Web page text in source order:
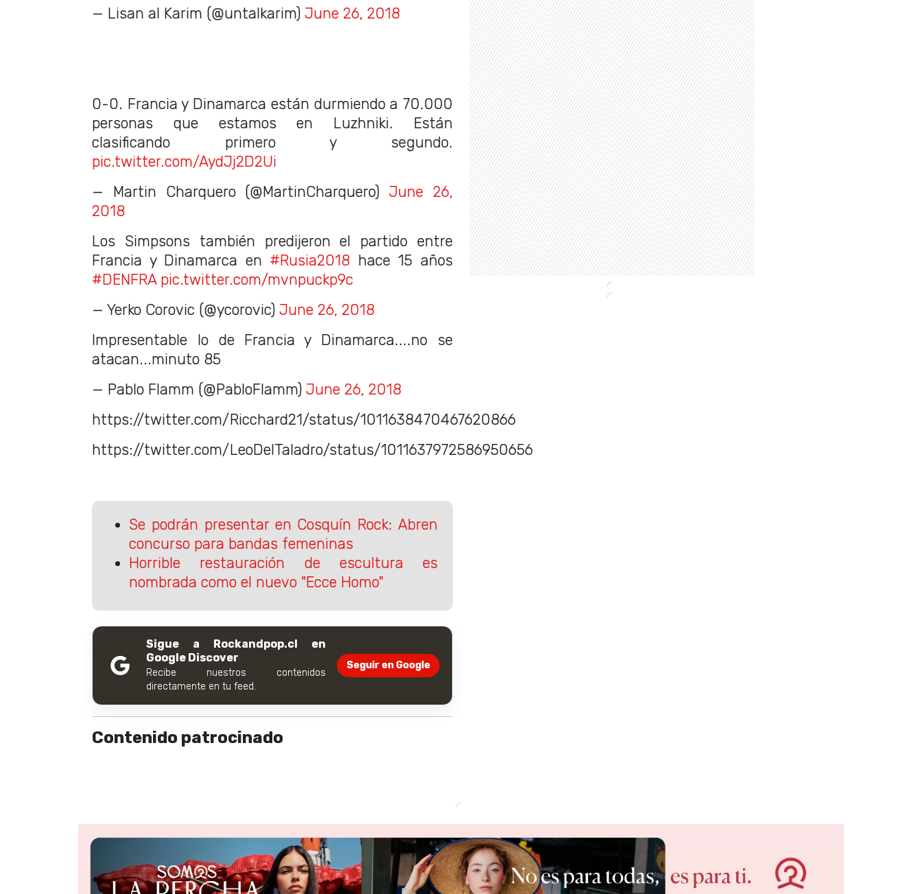
— Lisan al Karim (@untalkarim) June 26, 2018
0-0. Francia y Dinamarca están durmiendo a 70.000
personas que estamos en Luzhniki. Están
clasificando primero y segundo.
pic.twitter.com/AydJj2D2Ui
— Martin Charquero (@MartinCharquero)June 26,
2018
Los Simpsons también predijeron el partido entre
Francia y Dinamarca en #Rusia2018 hace 15 años
#DENFRA pic.twitter.com/mvnpuckp9c
— Yerko Corovic (@ycorovic) June 26, 2018
Impresentable lo de Francia y Dinamarca....no se
atacan...minuto 85
— Pablo Flamm (@PabloFlamm) June 26, 2018
https://twitter.com/Ricchard21/status/1011638470467620866
https://twitter.com/LeoDelTaladro/status/1011637972586950656
Se podrán presentar en Cosquín Rock: Abren
concurso para bandas femeninas
Horrible restauración de escultura es
nombrada como el nuevo "Ecce Homo"
Sigue a Rockandpop.cl en
Google Discover
Recibe nuestros contenidos
directamente en tu feed.
Seguir en Google
Contenido patrocinado